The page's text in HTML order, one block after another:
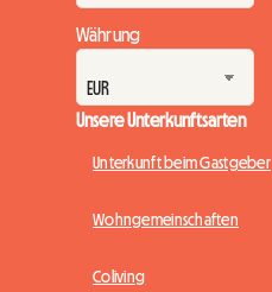
Währung
Unsere Unterkunftsarten
Unterkunft beim Gastgeber
Wohngemeinschaften
Coliving